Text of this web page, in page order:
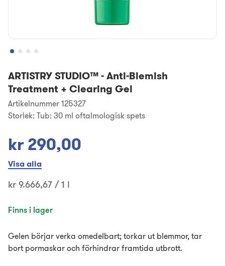
ARTISTRY STUDIO™-Anti-Blemish
Treatment + Clearing Gel
Artikelnummer 125327
Storlek: Tub: 30 ml oftalmologisk spets
kr 290,00
Visa alla
kr 9.666,67 / 1 l
Finns i lager
Gelen börjar verka omedelbart; torkar ut blemmor, tar
bort pormaskar och förhindrar framtida utbrott.